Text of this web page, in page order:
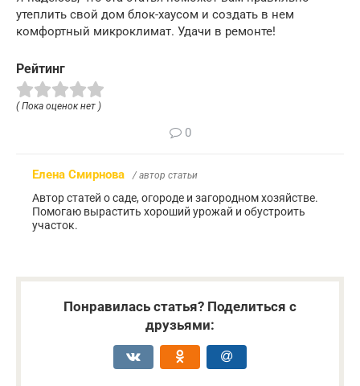
утеплить свой дом блок-хаусом и создать в нем
комфортный микроклимат. Удачи в ремонте!
Рейтинг
( Пока оценок нет )
0
Елена Смирнова / автор статьи
Автор статей о саде, огороде и загородном хозяйстве.
Помогаю вырастить хороший урожай и обустроить
участок.
Понравилась статья? Поделиться с
друзьями: